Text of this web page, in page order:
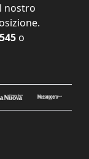
nostro
o